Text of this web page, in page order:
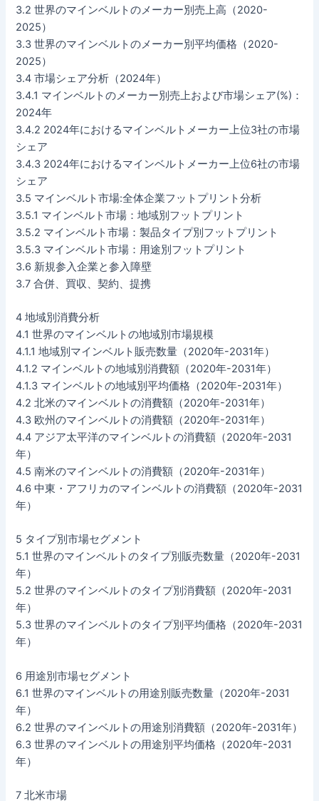
3.2 世界のマインベルトのメーカー別売上高（2020-
2025）
3.3 世界のマインベルトのメーカー別平均価格（2020-
2025）
3.4 市場シェア分析（2024年）
3.4.1 マインベルトのメーカー別売上および市場シェア(%)：
2024年
3.4.2 2024年におけるマインベルトメーカー上位3社の市場
シェア
3.4.3 2024年におけるマインベルトメーカー上位6社の市場
シェア
3.5 マインベルト市場:全体企業フットプリント分析
3.5.1 マインベルト市場：地域別フットプリント
3.5.2 マインベルト市場：製品タイプ別フットプリント
3.5.3 マインベルト市場：用途別フットプリント
3.6 新規参入企業と参入障壁
3.7 合併、買収、契約、提携
4 地域別消費分析
4.1 世界のマインベルトの地域別市場規模
4.1.1 地域別マインベルト販売数量（2020年-2031年）
4.1.2 マインベルトの地域別消費額（2020年-2031年）
4.1.3 マインベルトの地域別平均価格（2020年-2031年）
4.2 北米のマインベルトの消費額（2020年-2031年）
4.3 欧州のマインベルトの消費額（2020年-2031年）
4.4 アジア太平洋のマインベルトの消費額（2020年-2031
年）
4.5 南米のマインベルトの消費額（2020年-2031年）
4.6 中東・アフリカのマインベルトの消費額（2020年-2031
年）
5 タイプ別市場セグメント
5.1 世界のマインベルトのタイプ別販売数量（2020年-2031
年）
5.2 世界のマインベルトのタイプ別消費額（2020年-2031
年）
5.3 世界のマインベルトのタイプ別平均価格（2020年-2031
年）
6 用途別市場セグメント
6.1 世界のマインベルトの用途別販売数量（2020年-2031
年）
6.2 世界のマインベルトの用途別消費額（2020年-2031年）
6.3 世界のマインベルトの用途別平均価格（2020年-2031
年）
7 北米市場